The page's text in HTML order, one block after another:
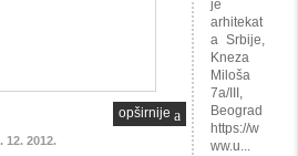
opširnije
12. 2012.
je
arhitekat
a Srbije,
Kneza
Miloša
7a/III,
Beograd
https://w
ww.u...